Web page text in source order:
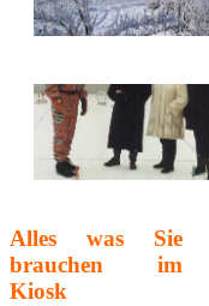
Alles was Sie
brauchen im
Kiosk